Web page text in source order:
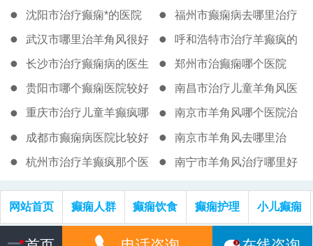
沈阳市治疗癫痫*的医院 福州市癫痫病去哪里治疗
好
武汉市哪里治羊角风很好 呼和浩特市治疗羊癫疯的
著名医院
长沙市治疗癫痫病的医生 郑州市治癫痫哪个医院
贵阳市哪个癫痫医院较好 南昌市治疗儿童羊角风医
院
重庆市治疗儿童羊癫疯哪
的医院很好
南京市羊角风哪个医院治
得好
成都市癫痫病医院比较好 南京市羊角风去哪里治
杭州市治疗羊癫疯那个医 南宁市羊角风治疗哪里好
网站首页
癫痫人群 癫痫饮食 癫痫护理 小儿癫痫
网站信息仅供参考，不作为诊断及医疗依据，就医请遵照医生诊断